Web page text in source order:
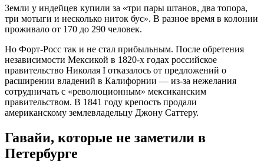
Земли у индейцев купили за «три пары штанов, два топора,
три мотыги и несколько ниток бус». В разное время в колонии
проживало от 170 до 290 человек.
Но Форт-Росс так и не стал прибыльным. После обретения
независимости Мексикой в 1820-х годах российское
правительство Николая I отказалось от предложений о
расширении владений в Калифорнии — из-за нежелания
сотрудничать с «революционным» мексиканским
правительством. В 1841 году крепость продали
американскому землевладельцу Джону Саттеру.
Гавайи, которые не заметили в
Петербурге